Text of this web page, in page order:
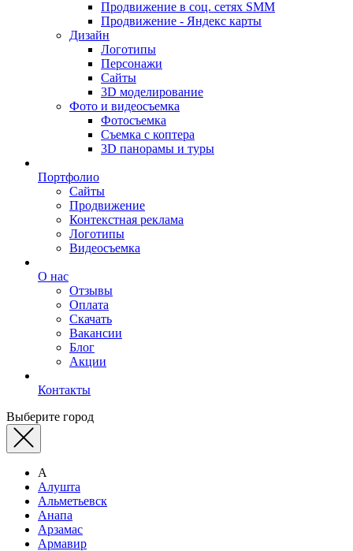
Продвижение в соц. сетях SMM
Продвижение - Яндекс карты
Дизайн
Логотипы
Персонажи
Сайты
3D моделирование
Фото и видеосъемка
Фотосъемка
Съемка с коптера
3D панорамы и туры
Портфолио
Сайты
Продвижение
Контекстная реклама
Логотипы
Видеосъемка
О нас
Отзывы
Оплата
Скачать
Вакансии
Блог
Акции
Контакты
Выберите город
А
Алушта
Альметьевск
Анапа
Арзамас
Армавир